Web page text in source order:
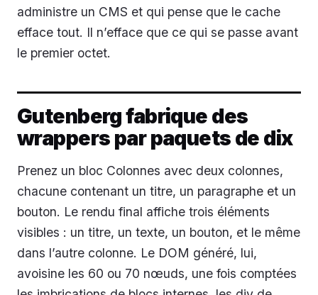
administre un CMS et qui pense que le cache
efface tout. Il n’efface que ce qui se passe avant
le premier octet.
Gutenberg fabrique des
wrappers par paquets de dix
Prenez un bloc Colonnes avec deux colonnes,
chacune contenant un titre, un paragraphe et un
bouton. Le rendu final affiche trois éléments
visibles : un titre, un texte, un bouton, et le même
dans l’autre colonne. Le DOM généré, lui,
avoisine les 60 ou 70 nœuds, une fois comptées